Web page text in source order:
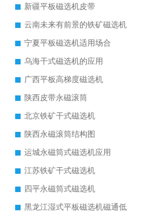
新疆平板磁选机皮带
云南未来有前景的铁矿磁选机
宁夏平板磁选机适用场合
乌海干式磁选机的应用
广西平板高梯度磁选机
陕西皮带永磁滚筒
北京铁矿干式磁选机
陕西永磁滚筒结构图
运城永磁筒式磁选机应用
江苏铁矿干式磁选机
四平永磁筒式磁选机
黑龙江湿式平板磁选机磁通低